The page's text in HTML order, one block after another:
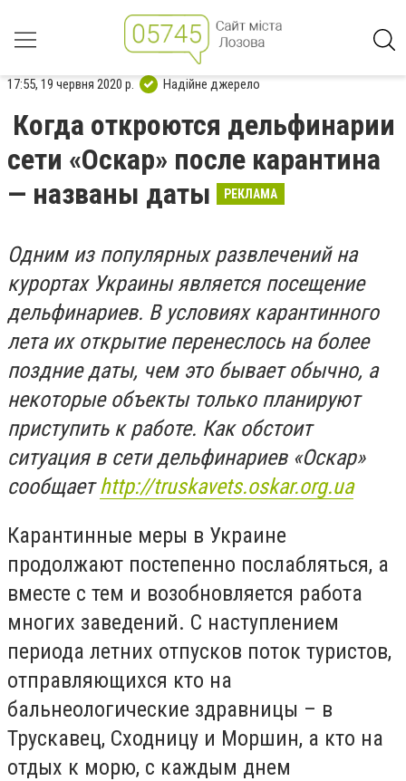
17:55, 19 червня 2020 р. Надійне джерело
Когда откроются дельфинарии
сети «Оскар» после карантина
— названы даты
РЕКЛАМА
Одним из популярных развлечений на
курортах Украины является посещение
дельфинариев. В условиях карантинного
лета их открытие перенеслось на более
поздние даты, чем это бывает обычно, а
некоторые объекты только планируют
приступить к работе. Как обстоит
ситуация в сети дельфинариев «Оскар»
сообщаетhttp://truskavets.oskar.org.ua
Карантинные меры в Украине
продолжают постепенно послабляться, а
вместе с тем и возобновляется работа
многих заведений. С наступлением
периода летних отпусков поток туристов,
отправляющихся кто на
бальнеологические здравницы – в
Трускавец, Сходницу и Моршин, а кто на
отдых к морю, с каждым днем